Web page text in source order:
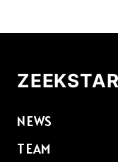
NEWS
TEAM